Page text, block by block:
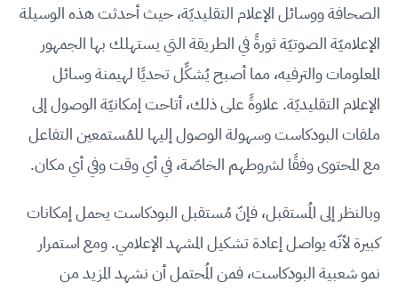
الصحافة ووسائل الإعلام التقليديّة، حيث أحدثت هذه الوسيلة
الإعلاميّة الصوتيّة ثورةً في الطريقة التي يستهلك بها الجمهور
المعلومات والترفيه، مما أصبح يُشكِّل تحديًا لهيمنة وسائل
الإعلام التقليديّة. علاوةً على ذلك، أتاحت إمكانيّة الوصول إلى
ملفات البودكاست وسهولة الوصول إليها للمُستمعين التفاعل
مع المحتوى وفقًا لشروطهم الخاصّة، في أي وقت وفي أي مكان.
وبالنظر إلى المُستقبل، فإنّ مُستقبل البودكاست يحمل إمكانات
كبيرة لأنّه يواصل إعادة تشكيل المشهد الإعلامي. ومع استمرار
نمو شعبية البودكاست، فمن المُحتمل أن نشهد المزيد من